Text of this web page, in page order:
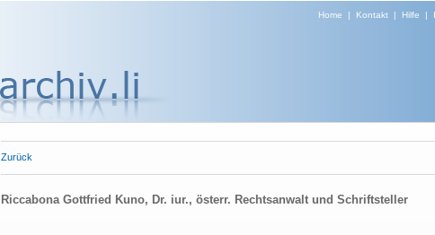
Home | Kontakt| Hilfe |
Zurück
Riccabona Gottfried Kuno, Dr. iur., österr. Rechtsanwalt und Schriftsteller